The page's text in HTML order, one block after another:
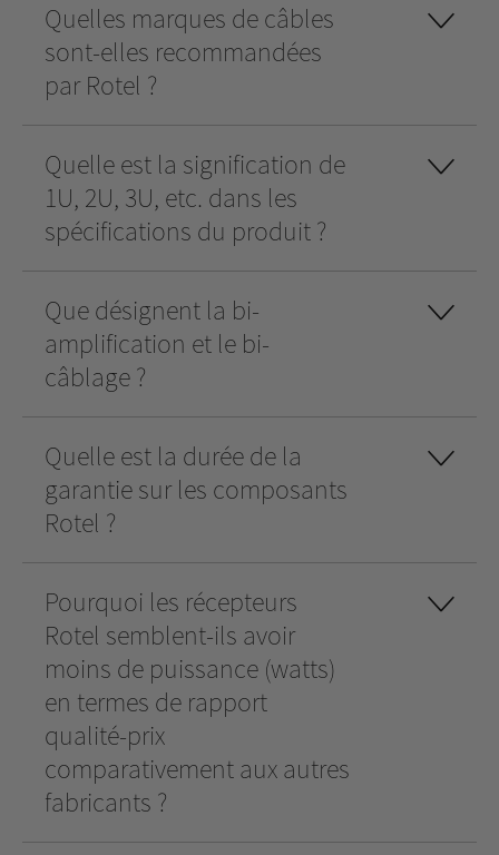
Quelles marques de câbles
sont-elles recommandées
par Rotel ?
Quelle est la signification de
1U, 2U, 3U, etc. dans les
spécifications du produit ?
Que désignent la bi-
amplification et le bi-
câblage ?
Quelle est la durée de la
garantie sur les composants
Rotel ?
Pourquoi les récepteurs
Rotel semblent-ils avoir
moins de puissance (watts)
en termes de rapport
qualité-prix
comparativement aux autres
fabricants ?